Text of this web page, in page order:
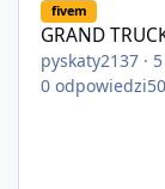
fivem
GRAND
pyskaty2137 ·
0 odpowiedzi